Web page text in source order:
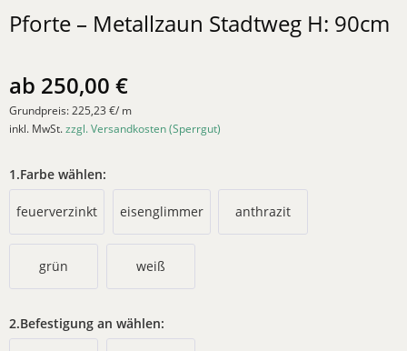
Pforte – Metallzaun Stadtweg H: 90cm
ab 250,00 €
Grundpreis:225,23 €/ m
inkl. MwSt.zzgl. Versandkosten (Sperrgut)
1.Farbe wählen:
feuerverzinkt eisenglimmer anthrazit
grün weiß
2.Befestigung an wählen: